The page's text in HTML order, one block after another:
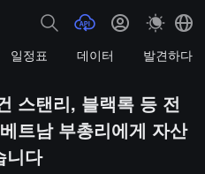
일정표 데이터 발견하다
스탠리, 블랙록 등 전
트남 부총리에게 자산
니다